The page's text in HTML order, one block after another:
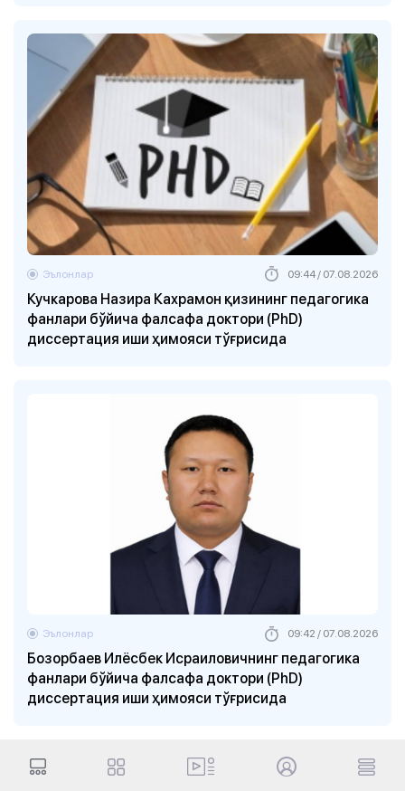
Кучкарова Назира Кахрамон қизининг педагогика
фанлари бўйича фалсафа доктори (PhD)
диссертация иши ҳимояси тўғрисида
Эълонлар 09:44 / 07.08.2026
Бозорбаев Илёсбек Исраиловичнинг педагогика
фанлари бўйича фалсафа доктори (PhD)
диссертация иши ҳимояси тўғрисида
Эълонлар 09:42 / 07.08.2026